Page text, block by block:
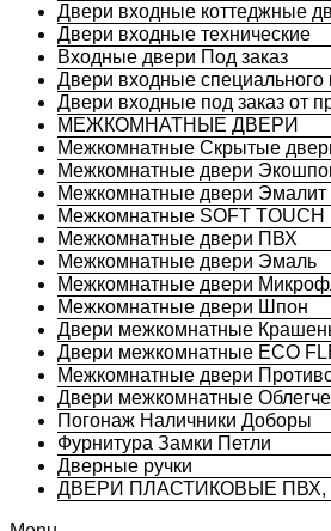
Двери входные коттеджные
Двери входные технические
Входные двери Под заказ
Двери входные специального
Двери входные под заказ от
МЕЖКОМНАТНЫЕ ДВЕРИ
Межкомнатные Скрытые
Межкомнатные двери
Межкомнатные двери Эмалит
Межкомнатные SOFT TOUCH
Межкомнатные двери ПВХ
Межкомнатные двери Эмаль
Межкомнатные двери
Межкомнатные двери Шпон
Двери межкомнатные
Двери межкомнатные ECO
Межкомнатные двери
Двери межкомнатные
Погонаж Наличники Доборы
Фурнитура Замки Петли
Дверные ручки
ДВЕРИ ПЛАСТИКОВЫЕ